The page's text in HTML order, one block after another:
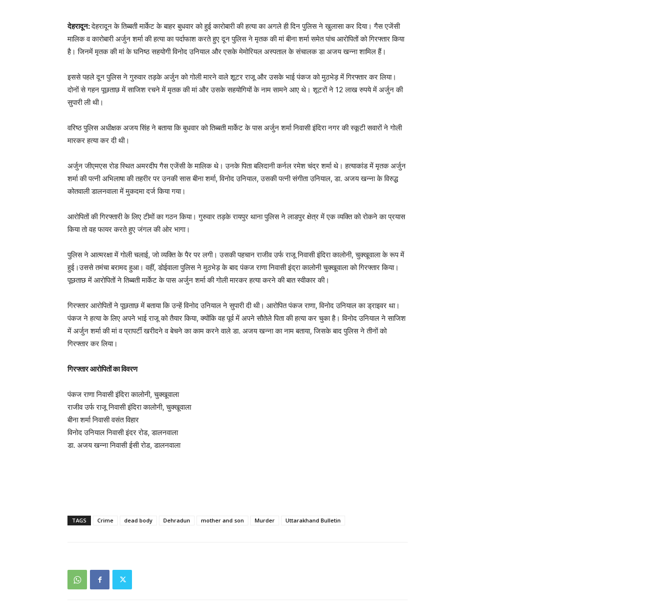
देहरादून:देहरादून के तिब्बती मार्केट के बाहर बुधवार को हुई कारोबारी की हत्या का अगले ही दिन पुलिस ने खुलासा कर दिया। गैस एजेंसी
मालिक व कारोबारी अर्जुन शर्मा की हत्या का पर्दाफाश करते हुए दून पुलिस ने मृतक की मां बीना शर्मा समेत पांच आरोपितों को गिरफ्तार किया
है। जिनमें मृतक की मां के घनिष्ठ सहयोगी विनोद उनियाल और एसके मेमोरियल अस्पताल के संचालक डा अजय खन्ना शामिल हैं।
इससे पहले दून पुलिस ने गुरुवार तड़के अर्जुन को गोली मारने वाले शूटर राजू और उसके भाई पंकज को मुठभेड़ में गिरफ्तार कर लिया।
दोनों से गहन पूछताछ में साजिश रचने में मृतक की मां और उसके सहयोगियों के नाम सामने आए थे। शूटरों ने 12 लाख रुपये में अर्जुन की
सुपारी ली थी।
वरिष्ठ पुलिस अधीक्षक अजय सिंह ने बताया कि बुधवार को तिब्बती मार्केट के पास अर्जुन शर्मा निवासी इंदिरा नगर की स्कूटी सवारों ने गोली
मारकर हत्या कर दी थी।
अर्जुन जीएमएस रोड स्थित अमरदीप गैस एजेंसी के मालिक थे। उनके पिता बलिदानी कर्नल रमेश चंद्र शर्मा थे। हत्याकांड में मृतक अर्जुन
शर्मा की पत्नी अभिलाषा की तहरीर पर उनकी सास बीना शर्मा, विनोद उनियाल, उसकी पत्नी संगीता उनियाल, डा. अजय खन्ना के विरुद्ध
कोतवाली डालनवाला में मुकदमा दर्ज किया गया।
आरोपितों की गिरफ्तारी के लिए टीमों का गठन किया। गुरुवार तड़के रायपुर थाना पुलिस ने लाडपुर क्षेत्र में एक व्यक्ति को रोकने का प्रयास
किया तो वह फायर करते हुए जंगल की ओर भागा।
पुलिस ने आत्मरक्षा में गोली चलाई, जो व्यक्ति के पैर पर लगी। उसकी पहचान राजीव उर्फ राजू निवासी इंदिरा कालोनी, चुक्खूवाला के रूप में
हुई।उससे तमंचा बरामद हुआ। वहीं, डोईवाला पुलिस ने मुठभेड़ के बाद पंकज राणा निवासी इंद्रा कालोनी चुक्खूवाला को गिरफ्तार किया।
पूछताछ में आरोपितों ने तिब्बती मार्केट के पास अर्जुन शर्मा की गोली मारकर हत्या करने की बात स्वीकार की।
गिरफ्तार आरोपितों ने पूछताछ में बताया कि उन्हें विनोद उनियाल ने सुपारी दी थी। आरोपित पंकज राणा, विनोद उनियाल का ड्राइवर था।
पंकज ने हत्या के लिए अपने भाई राजू को तैयार किया, क्योंकि वह पूर्व में अपने सौतेले पिता की हत्या कर चुका है। विनोद उनियाल ने साजिश
में अर्जुन शर्मा की मां व प्रापर्टी खरीदने व बेचने का काम करने वाले डा. अजय खन्ना का नाम बताया, जिसके बाद पुलिस ने तीनों को
गिरफ्तार कर लिया।
गिरफ्तार आरोपितों का विवरण
पंकज राणा निवासी इंदिरा कालोनी, चुक्खूवाला
राजीव उर्फ राजू निवासी इंदिरा कालोनी, चुक्खूवाला
बीना शर्मा निवासी वसंत विहार
विनोद उनियाल निवासी इंदर रोड, डालनवाला
डा. अजय खन्ना निवासी ईसी रोड, डालनवाला
TAGS Crime dead body Dehradun mother and son Murder Uttarakhand Bulletin